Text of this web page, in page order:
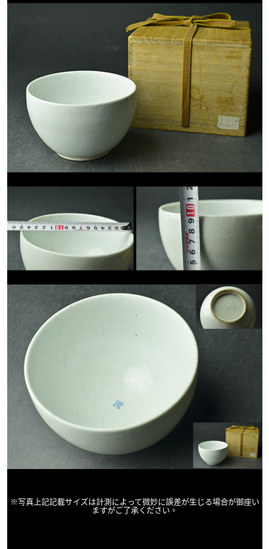
※写真上記記載サイズは計測によって微妙に誤差が生じる場合が御座い
ますがご了承ください 。